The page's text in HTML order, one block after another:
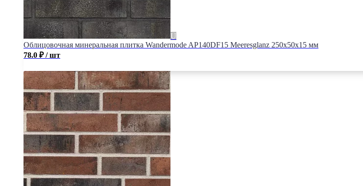
Облицовочная минеральная плитка Wandermode AP140DF15 Meeresglanz 250x50x15 мм
78.0 ₽ / шт